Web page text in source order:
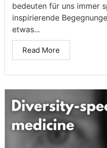
bedeuten für uns immer
inspirierende
etwas...
Read More